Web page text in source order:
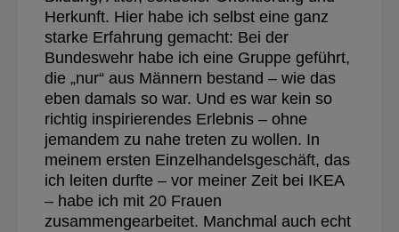
Herkunft. Hier habe ich selbst eine ganz
starke Erfahrung gemacht: Bei der
Bundeswehr habe ich eine Gruppe geführt,
die „nur“ aus Männern bestand – wie das
eben damals so war. Und es war kein so
richtig inspirierendes Erlebnis – ohne
jemandem zu nahe treten zu wollen. In
meinem ersten Einzelhandelsgeschäft, das
ich leiten durfte – vor meiner Zeit bei IKEA
– habe ich mit 20 Frauen
zusammengearbeitet. Manchmal auch echt